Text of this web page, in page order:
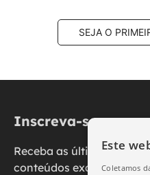
SEJA O
Inscreva-se na
Receba as últimas
conteúdos exclusivos
Este
Coletamos